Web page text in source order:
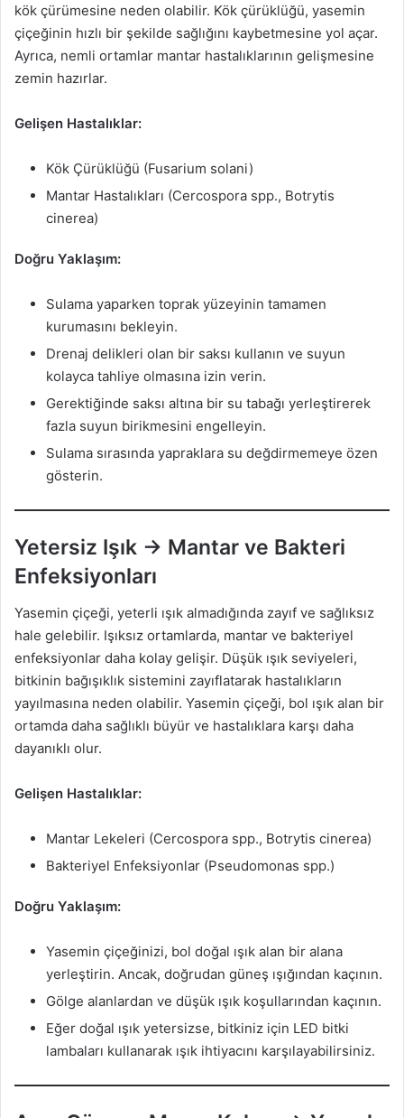
kök çürümesine neden olabilir. Kök çürüklüğü, yasemin
çiçeğinin hızlı bir şekilde sağlığını kaybetmesine yol açar.
Ayrıca, nemli ortamlar mantar hastalıklarının gelişmesine
zemin hazırlar.
Gelişen Hastalıklar:
Kök Çürüklüğü (Fusarium solani)
Mantar Hastalıkları (Cercospora spp., Botrytis
cinerea)
Doğru Yaklaşım:
Sulama yaparken toprak yüzeyinin tamamen
kurumasını bekleyin.
Drenaj delikleri olan bir saksı kullanın ve suyun
kolayca tahliye olmasına izin verin.
Gerektiğinde saksı altına bir su tabağı yerleştirerek
fazla suyun birikmesini engelleyin.
Sulama sırasında yapraklara su değdirmemeye özen
gösterin.
Yetersiz Işık → Mantar ve Bakteri
Enfeksiyonları
Yasemin çiçeği, yeterli ışık almadığında zayıf ve sağlıksız
hale gelebilir. Işıksız ortamlarda, mantar ve bakteriyel
enfeksiyonlar daha kolay gelişir. Düşük ışık seviyeleri,
bitkinin bağışıklık sistemini zayıflatarak hastalıkların
yayılmasına neden olabilir. Yasemin çiçeği, bol ışık alan bir
ortamda daha sağlıklı büyür ve hastalıklara karşı daha
dayanıklı olur.
Gelişen Hastalıklar:
Mantar Lekeleri (Cercospora spp., Botrytis cinerea)
Bakteriyel Enfeksiyonlar (Pseudomonas spp.)
Doğru Yaklaşım:
Yasemin çiçeğinizi, bol doğal ışık alan bir alana
yerleştirin. Ancak, doğrudan güneş ışığından kaçının.
Gölge alanlardan ve düşük ışık koşullarından kaçının.
Eğer doğal ışık yetersizse, bitkiniz için LED bitki
lambaları kullanarak ışık ihtiyacını karşılayabilirsiniz.